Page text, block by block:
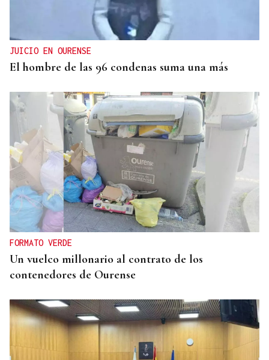
Las compañías de autobuses recomiendan
adelantar los desplazamientos para evitar
saturaciones el día del eclipse
JUICIO EN OURENSE
El hombre de las 96 condenas suma una más
FORMATO VERDE
Un vuelco millonario al contrato de los
contenedores de Ourense